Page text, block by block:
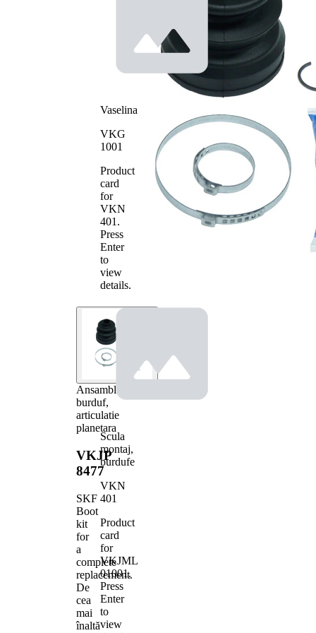
Ansamblu
burduf,
articulatie
planetara
VKJP
8477
SKF
Boot
kit
for
a
complete
replacement.
De
cea
mai
înaltă
22 mm
66 mm
Vaselina
VKG
1001
Product
card
for
VKN
401 .
Press
Enter
to
view
details.
Scula
montaj,
burdufe
VKN
401
Product
card
for
VKJML
01001.
Press
Enter
to
view